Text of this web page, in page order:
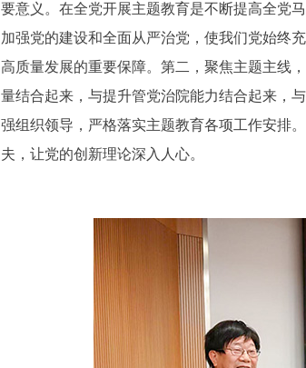
要意义。在全党开展主题教育是不断提高全党
加强党的建设和全面从严治党，使我们党始终
高质量发展的重要保障。第二，聚焦主题主线
量结合起来，与提升管党治院能力结合起来，
强组织领导，严格落实主题教育各项工作安排
夫，让党的创新理论深入人心。